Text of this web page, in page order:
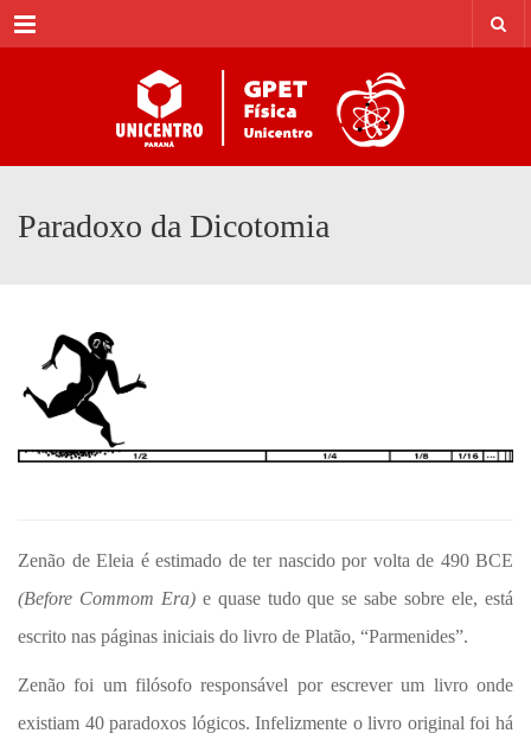
Menu
Paradoxo da Dicotomia
Zenão de Eleia é estimado de ter nascido por volta de 490 BCE
(Before Commom Era)e quase tudo que se sabe sobre ele, está
escrito nas páginas iniciais do livro de Platão, “Parmenides”.
Zenão foi um filósofo responsável por escrever um livro onde
existiam 40 paradoxos lógicos. Infelizmente o livro original foi há